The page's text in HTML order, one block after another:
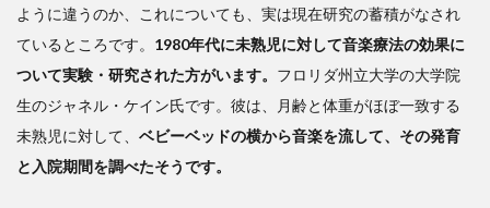
ように違うのか、これについても、実は現在研究の蓄積がなされ
ているところです。 1980年代に未熟児に対して音楽療法の効果に
ついて実験・研究された方がいます。 フロリダ州立大学の大学院
生のジャネル・ケイン氏です。彼は、月齢と体重がほぼ一致する
未熟児に対して、 ベビーベッドの横から音楽を流して、その発育
と入院期間を調べたそうです。